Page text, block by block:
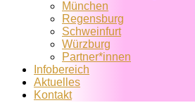
München
Regensburg
Schweinfurt
Würzburg
Partner*innen
Infobereich
Aktuelles
Kontakt